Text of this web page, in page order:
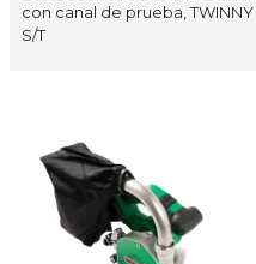
con canal de prueba, TWINNY
S/T